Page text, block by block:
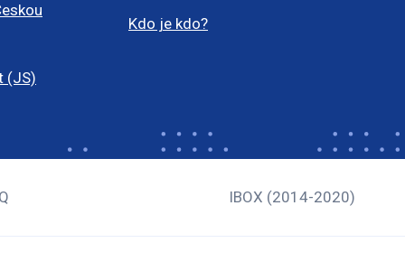
(JS)
Kdo je kdo?
IBOX (2014-2020)